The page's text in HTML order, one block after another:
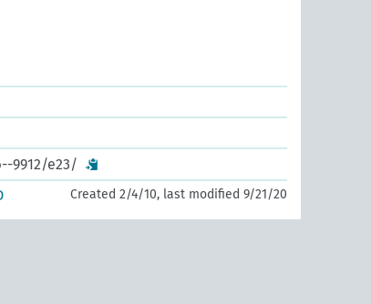
9912/e23/
Created 2/4/10, last modified 9/21/20